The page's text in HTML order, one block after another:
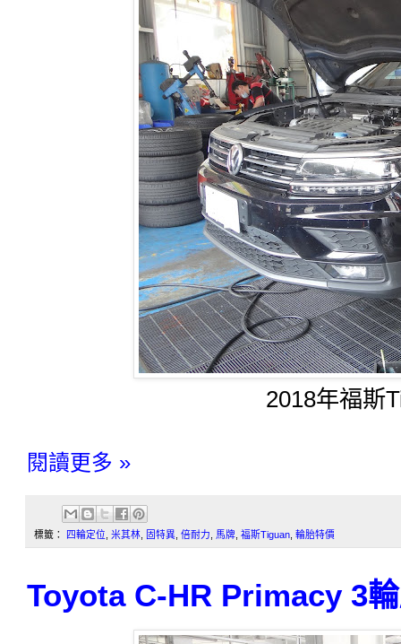
2018年福斯
閱讀更多 »
標籤： 四輪定位 米其林 固特異 倍耐力 馬牌 福斯Tiguan 輪胎特價
Toyota C-HR Primacy 3